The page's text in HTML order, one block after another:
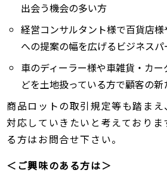
出会う機会の多い方
経営コンサルタント様で百貨店
への提案の幅を広げるビジネス
車のディーラー様や車雑貨・カ
どを土地扱っている方で顧客の
商品ロットの取引規定等も踏ま
対応していきたいと考えており
る方はお問合せ下さい。
＜ご興味のある方は＞